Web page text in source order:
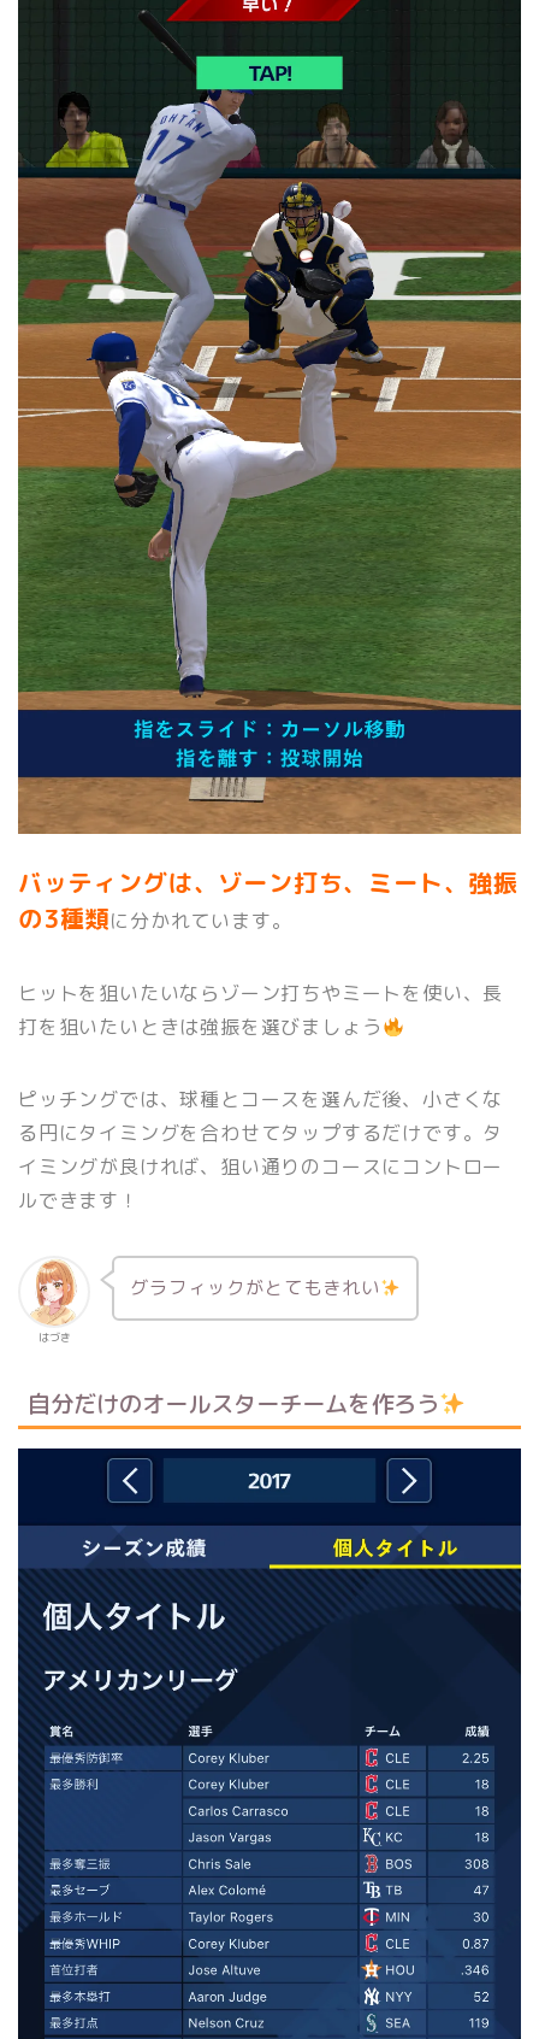
バッティングは、ゾーン打ち、ミート、強振
の3種類に分かれています。
ヒットを狙いたいならゾーン打ちやミートを使い、長
打を狙いたいときは強振を選びましょう
ピッチングでは、球種とコースを選んだ後、小さくな
る円にタイミングを合わせてタップするだけです。タ
イミングが良ければ、狙い通りのコースにコントロー
ルできます！
はづき
グラフィックがとてもきれい
自分だけのオールスターチームを作ろう